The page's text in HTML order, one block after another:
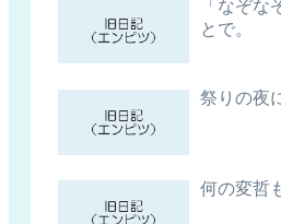
「なぞな
とで。
祭りの夜
何の変哲